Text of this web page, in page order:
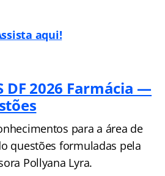
aqui!
DF 2026 Farmácia —
para a área de
questões formuladas pela
Pollyana Lyra.